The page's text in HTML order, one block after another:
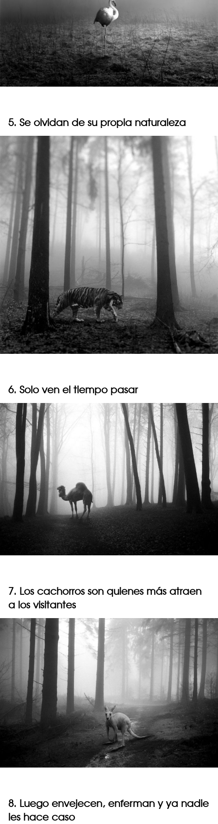
5. Se olvidan de su propia naturaleza
6. Solo ven el tiempo pasar
7. Los cachorros son quienes más atraen
a los visitantes
8. Luego envejecen, enferman y ya nadie
les hace caso